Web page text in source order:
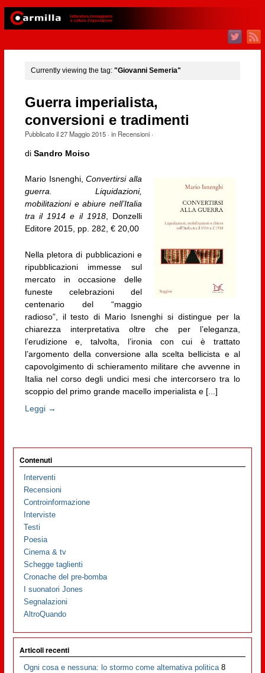
Currently viewing the tag: "Giovanni Semeria"
Guerra imperialista,
conversioni e tradimenti
Pubblicato il27 Maggio 2015· in Recensioni·
di Sandro Moiso
Mario Isnenghi,Convertirsi alla
guerra. Liquidazioni,
mobilitazioni e abiure nell’Italia
tra il 1914 e il 1918, Donzelli
Editore 2015, pp. 282, € 20,00
Nella pletora di pubblicazioni e
ripubblicazioni immesse sul
mercato in occasione delle
funeste celebrazioni del
centenario del “maggio
radioso”, il testo di Mario Isnenghi si distingue per la
chiarezza interpretativa oltre che per l’eleganza,
l’erudizione e, talvolta, l’ironia con cui è trattato
l’argomento della conversione alla scelta bellicista e al
capovolgimento di schieramento militare che avvenne in
Italia nel corso degli undici mesi che intercorsero tra lo
scoppio del primo grande macello imperialista e [...]
Leggi →
Contenuti
Interventi
Recensioni
Controinformazione
Interviste
Testi
Poesia
Cinema & tv
Schegge taglienti
Cronache del pre-bomba
I suonatori Jones
Segnalazioni
AltroQuando
Articoli recenti
Ogni cosa e nessuna: lo stormo come alternativa politica 8